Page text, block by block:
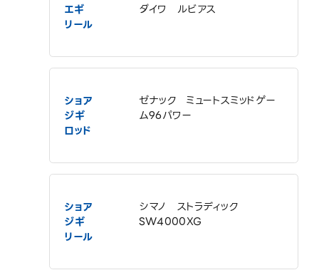
エギ
リール
ダイワ ルビアス
ショア
ジギ
ロッド
ゼナック ミュートスミッドゲー
ム96パワー
ショア
ジギ
リール
シマノ ストラディック
SW4000XG